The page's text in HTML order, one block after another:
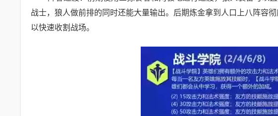
战士，狼人做前排的同时还能大量输出。后期炼金拿到人口上八阵容
以快速收割战场。